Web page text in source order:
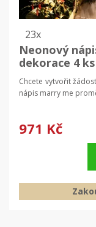
23x
Neonový
dekorace 4 ks
Chcete vytvořit
nápis marry me
971 Kč